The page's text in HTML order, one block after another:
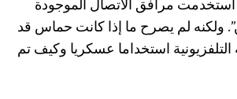
مرافق الاتصال الموجودة
ولكنه لم يصرح ما إذا كانت حماس قد
استخداما عسكريا وكيف تم